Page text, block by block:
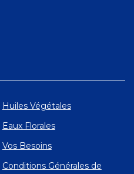
Huiles Végétales
Eaux Florales
Vos Besoins
Conditions Générales de